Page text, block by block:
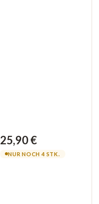
25,90 €
NUR NOCH 4 STK.